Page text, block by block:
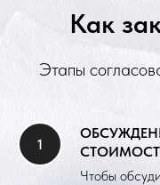
Как
Этапы
Чтобы